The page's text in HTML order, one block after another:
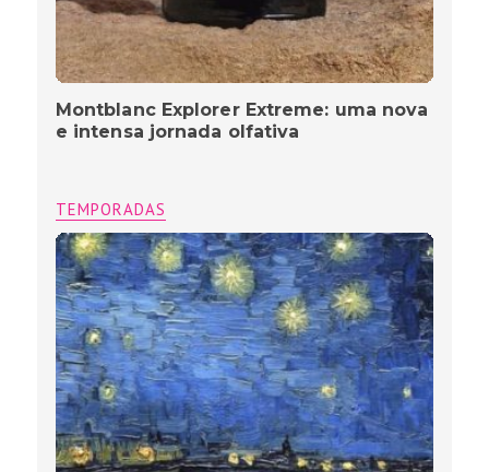
Montblanc Explorer Extreme: uma nova
e intensa jornada olfativa
TEMPORADAS